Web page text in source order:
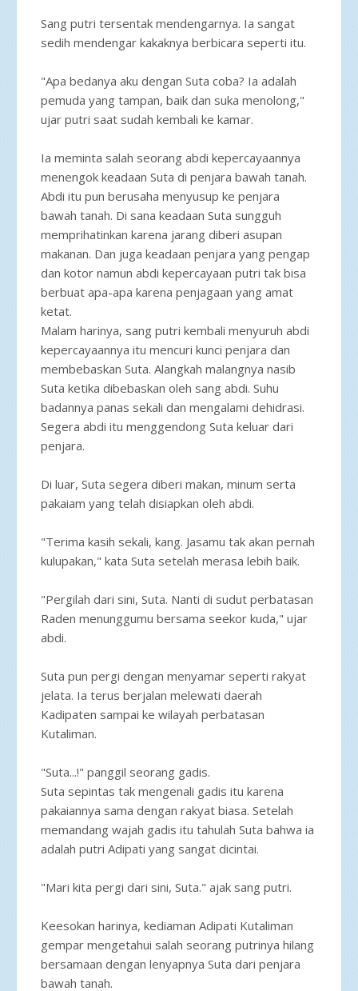
Sang putri tersentak mendengarnya. Ia sangat
sedih mendengar kakaknya berbicara seperti itu.
"Apa bedanya aku dengan Suta coba? Ia adalah
pemuda yang tampan, baik dan suka menolong,"
ujar putri saat sudah kembali ke kamar.
Ia meminta salah seorang abdi kepercayaannya
menengok keadaan Suta di penjara bawah tanah.
Abdi itu pun berusaha menyusup ke penjara
bawah tanah. Di sana keadaan Suta sungguh
memprihatinkan karena jarang diberi asupan
makanan. Dan juga keadaan penjara yang pengap
dan kotor namun abdi kepercayaan putri tak bisa
berbuat apa-apa karena penjagaan yang amat
ketat.
Malam harinya, sang putri kembali menyuruh abdi
kepercayaannya itu mencuri kunci penjara dan
membebaskan Suta. Alangkah malangnya nasib
Suta ketika dibebaskan oleh sang abdi. Suhu
badannya panas sekali dan mengalami dehidrasi.
Segera abdi itu menggendong Suta keluar dari
penjara.
Di luar, Suta segera diberi makan, minum serta
pakaiam yang telah disiapkan oleh abdi.
"Terima kasih sekali, kang. Jasamu tak akan pernah
kulupakan," kata Suta setelah merasa lebih baik.
"Pergilah dari sini, Suta. Nanti di sudut perbatasan
Raden menunggumu bersama seekor kuda," ujar
abdi.
Suta pun pergi dengan menyamar seperti rakyat
jelata. Ia terus berjalan melewati daerah
Kadipaten sampai ke wilayah perbatasan
Kutaliman.
"Suta...!" panggil seorang gadis.
Suta sepintas tak mengenali gadis itu karena
pakaiannya sama dengan rakyat biasa. Setelah
memandang wajah gadis itu tahulah Suta bahwa ia
adalah putri Adipati yang sangat dicintai.
"Mari kita pergi dari sini, Suta." ajak sang putri.
Keesokan harinya, kediaman Adipati Kutaliman
gempar mengetahui salah seorang putrinya hilang
bersamaan dengan lenyapnya Suta dari penjara
bawah tanah.